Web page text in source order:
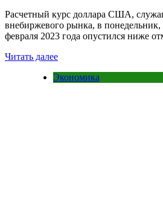
Расчетный курс доллара США,
внебиржевого рынка, в
февраля 2023 года опустился ниже
Читать далее
Экономика